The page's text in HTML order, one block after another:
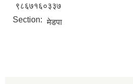
९८६७१६०३३७
Section: मेडपा